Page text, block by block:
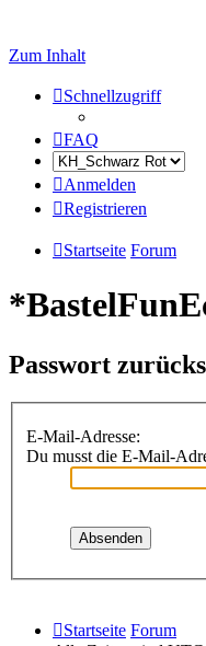
Zum Inhalt
Schnellzugriff
FAQ
Anmelden
Registrieren
Startseite Forum
Passwort
E-Mail-Adresse:
Du musst die E-Mail-
Startseite Forum